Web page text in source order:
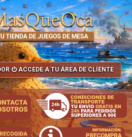
ACCEDE A TU ÁREA DE CLIENTE